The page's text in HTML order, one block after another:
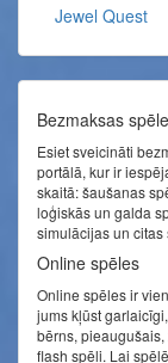
Jewel Quest
Bezmaksas
Esiet sveicināti
portālā, kur ir
skaitā: šaušanas
loģiskās un galda
simulācijas un citas
Online spēles
Online spēles ir
jums kļūst
bērns,
flash spēli. Lai